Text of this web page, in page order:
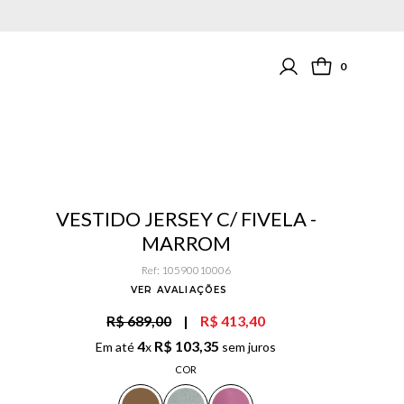
0
VESTIDO JERSEY C/ FIVELA -
MARROM
Ref: 10590010006
VER AVALIAÇÕES
R$ 689,00 | R$ 413,40
Em até4x R$ 103,35 sem juros
COR